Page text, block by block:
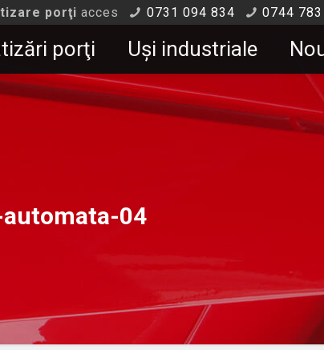
porţi acces 0731 094 834 0744
porţi Uşi industriale
04